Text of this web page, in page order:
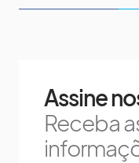
Assine
Receba